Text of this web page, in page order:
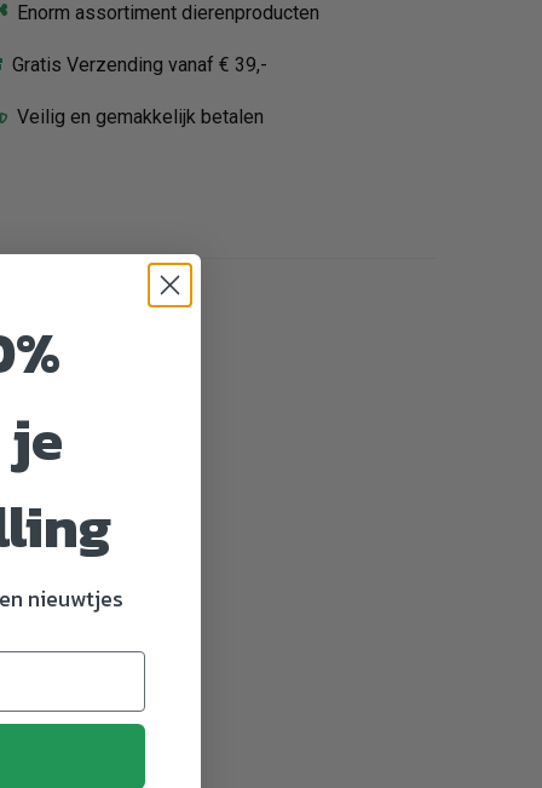
Enorm assortiment dierenproducten
Gratis Verzending vanaf € 39,-
Veilig en gemakkelijk betalen
nieuwtjes